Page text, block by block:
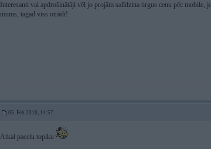
Interesanti vai apdrošinātāji vēl jo projām salīdzina tirgus cenu pēc mobile,
mums, tagad viss otrādi!
05. Feb 2010, 14:57
Atkal pacelu topiku